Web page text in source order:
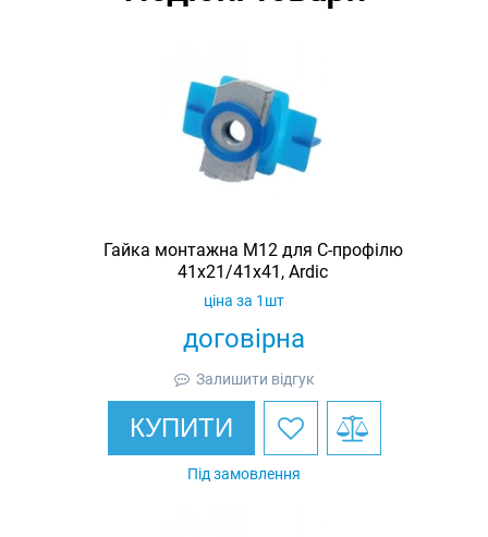
Гайка монтажна M12 для C-профілю
41х21/41х41, Ardic
договірна
ціна за 1шт
Залишити відгук
КУПИТИ
Під замовлення